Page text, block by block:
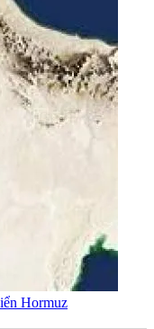
Hormuz